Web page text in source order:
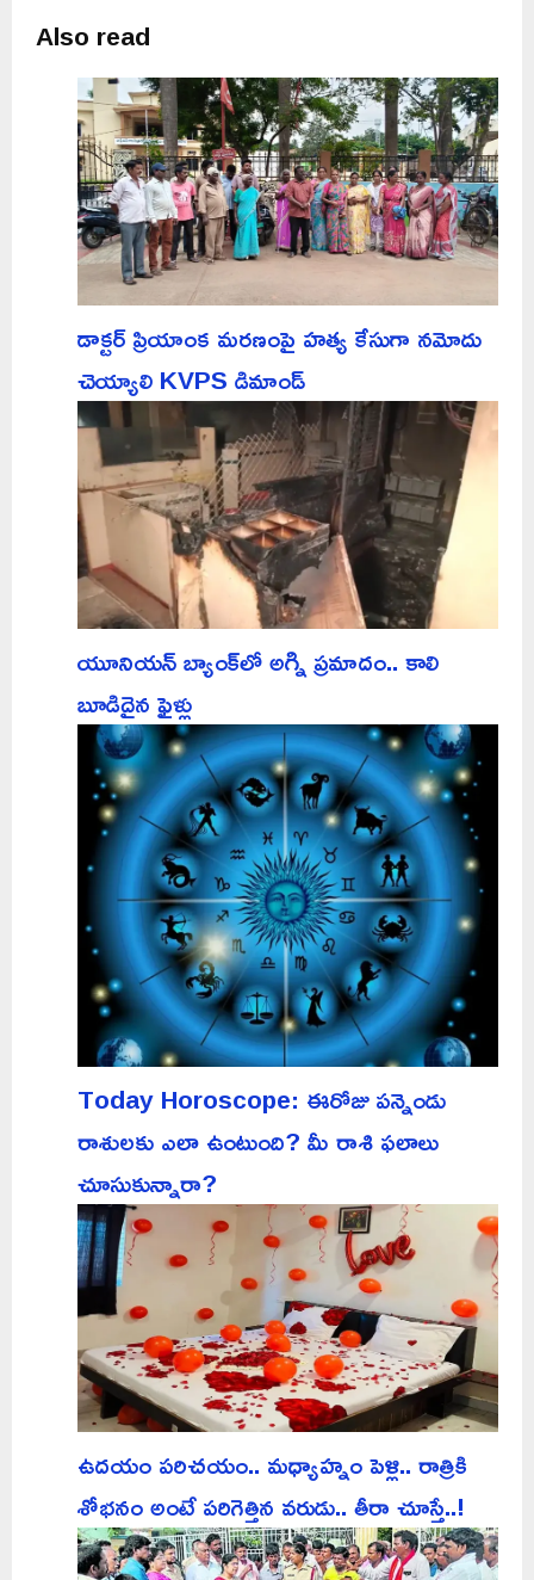
Also read
డాక్టర్ ప్రియాంక మరణంపై హత్య కేసుగా నమోదు
చెయ్యాలి KVPS డిమాండ్
యూనియన్ బ్యాంక్‌లో అగ్ని ప్రమాదం.. కాలి
బూడిదైన ఫైళ్లు
Today Horoscope: ఈరోజు పన్నెండు
రాశులకు ఎలా ఉంటుంది? మీ రాశి ఫలాలు
చూసుకున్నారా?
ఉదయం పరిచయం.. మధ్యాహ్నం పెళ్లి.. రాత్రికి
శోభనం అంటే పరిగెత్తిన వరుడు.. తీరా చూస్తే..!